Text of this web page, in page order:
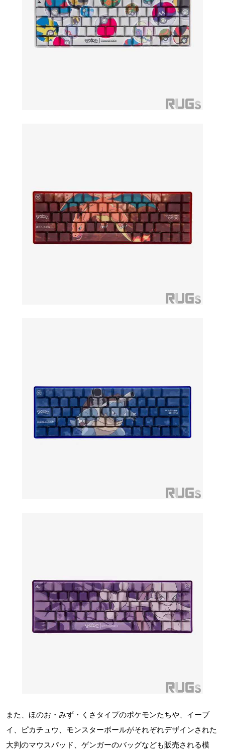
また、ほのお・みず・くさタイプのポケモンたちや、イーブ
イ、ピカチュウ、モンスターボールがそれぞれデザインされた
大判のマウスパッド、ゲンガーのバッグなども販売される模